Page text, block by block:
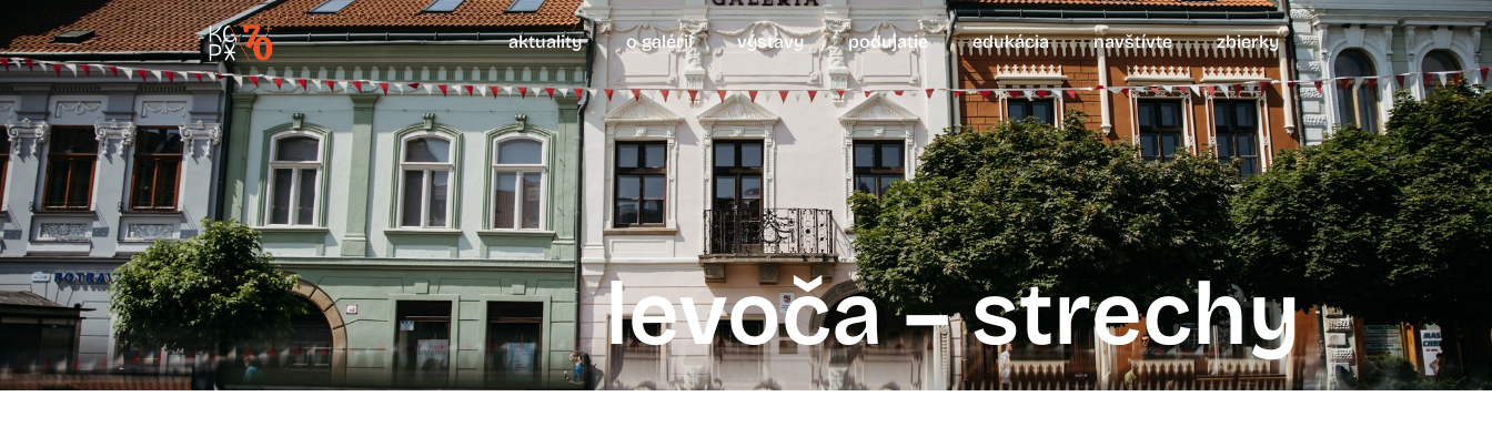
aktuality o galérii výstavy podujatie edukácia navštívte zbierky
levoča – strechy